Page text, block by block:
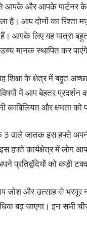
आपके और आपके पार्टनर के
है। आप दोनों का रिश्‍ता
आपके लिए यह यात्रा
मानक स्‍थापित कर
शिक्षा के क्षेत्र में बहुत
में आप बेहतर
काबिलियत और क्षमता
वाले जातक इस हफ्ते
हफ्ते कार्यक्षेत्र में
प्रतिद्वंदियों को कड़ी
जोश और उत्‍साह से
बढ़ जाएगा। इन सभी